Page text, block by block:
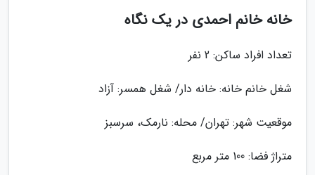
خانه خانم احمدی در یک نگاه
تعداد افراد ساکن: 2 نفر
شغل خانم خانه: خانه دار/ شغل همسر: آزاد
موقعیت شهر: تهران/ محله: نارمک، سرسبز
متراژ فضا: 100 متر مربع